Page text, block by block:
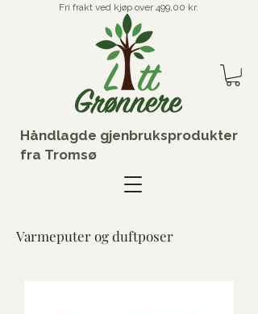
Fri frakt ved kjøp over 499,00 kr.
Håndlagde gjenbruksprodukter
fra Tromsø
Varmeputer og duftposer